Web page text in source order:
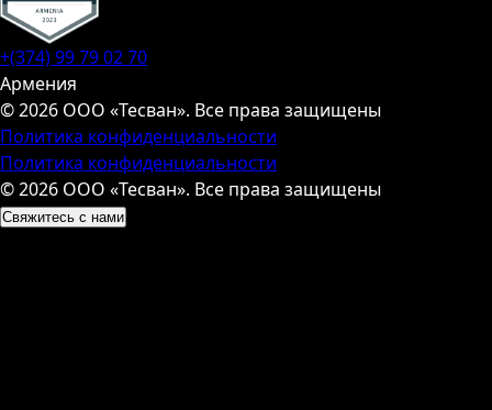
+(374) 99 79 02 70
Армения
© 2026 ООО «Тесван». Все права защищены
Политика конфиденциальности
Политика конфиденциальности
© 2026 ООО «Тесван». Все права защищены
Свяжитесь с нами